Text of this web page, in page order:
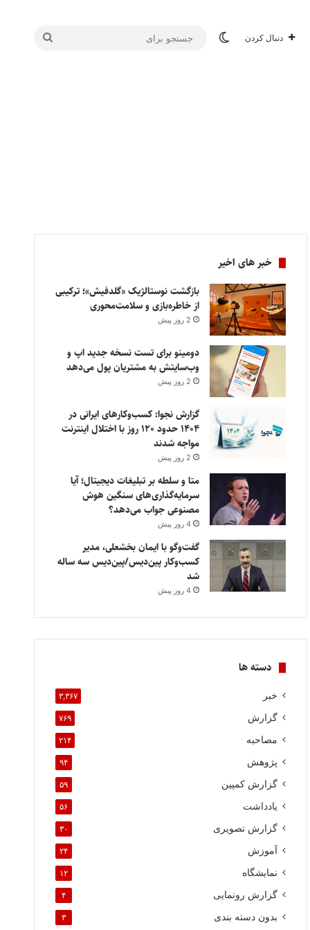
دنبال کردن تغییر پوسته
جستجو
خبر های اخیر
بازگشت نوستالژیک «گلدفیش»؛ ترکیبی
از خاطره‌بازی و سلامت‌محوری
2 روز پیش
دومینو برای تست نسخه جدید اپ و
وب‌سایتش به مشتریان پول می‌دهد
2 روز پیش
گزارش نجوا: کسب‌وکارهای ایرانی در
۱۴۰۴ حدود ۱۲۰ روز با اختلال اینترنت
مواجه شدند
2 روز پیش
متا و سلطه بر تبلیغات دیجیتال؛ آیا
سرمایه‌گذاری‌های سنگین هوش
مصنوعی جواب می‌دهد؟
4 روز پیش
گفت‌وگو با ایمان بخشعلی، مدیر
کسب‌وکار پین‌دیس/پین‌دیس سه ساله
شد
4 روز پیش
دسته ها
خبر ۳,۳۶۷
گزارش ۷۶۹
مصاحبه ۲۱۴
پژوهش ۹۴
گزارش کمپین ۵۹
یادداشت ۵۶
گزارش تصویری ۳۰
آموزش ۲۴
نمایشگاه ۱۲
گزارش رونمایی ۴
بدون دسته بندی ۳